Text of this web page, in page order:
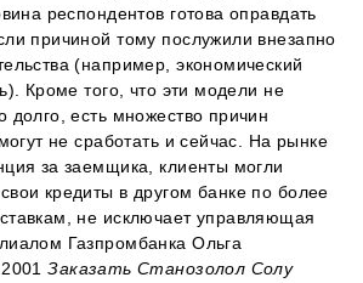
респондентов готова оправдать
причиной тому послужили внезапно
(например, экономический
Кроме того, что эти модели не
долго, есть множество причин
не сработать и сейчас. На рынке
за заемщика, клиенты могли
кредиты в другом банке по более
не исключает управляющая
Газпромбанка Ольга
2001Заказать Станозолол Солу